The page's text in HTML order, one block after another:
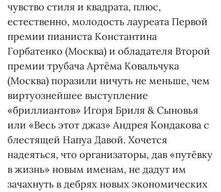
чувство стиля и квадрата, плюс,
естественно, молодость лауреата Первой
премии пианиста Константина
Горбатенко (Москва) и обладателя Второй
премии трубача Артёма Ковальчука
(Москва) поразили ничуть не меньше, чем
виртуознейшее выступление
«бриллиантов» Игоря Бриля & Сыновья
или «Весь этот джаз» Андрея Кондакова с
блестящей Напуа Давой. Хочется
надеяться, что организаторы, дав «путёвку
в жизнь» новым именам, не дадут им
зачахнуть в дебрях новых экономических